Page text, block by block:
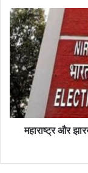
महाराष्ट्र और